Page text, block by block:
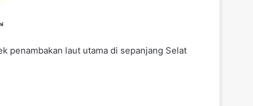
penambakan laut utama di sepanjang Selat